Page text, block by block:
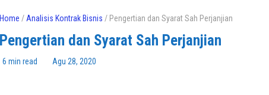
Home / Analisis Kontrak Bisnis / Pengertian dan Syarat Sah Perjanjian
Pengertian dan Syarat Sah Perjanjian
6 min read Agu 28, 2020